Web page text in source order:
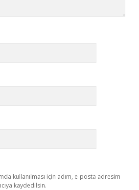
kullanılması için adım, e-posta adresim
kaydedilsin.